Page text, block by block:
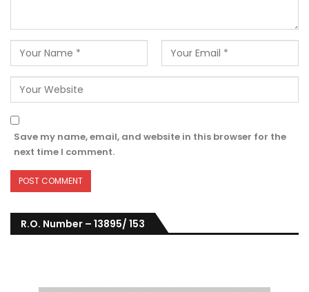
Save my name, email, and website in this browser for the
next time I comment.
R.O. Number – 13895/ 153